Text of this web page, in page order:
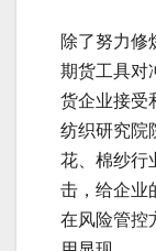
除了努力修
期货工具对
货企业接受
纺织研究院
花、棉纱行
击，给企业
在风险管控